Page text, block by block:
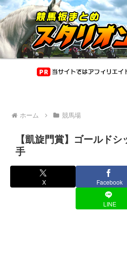
ホーム 競馬場
【凱旋門賞】ゴールド
手
X Facebook
LINE